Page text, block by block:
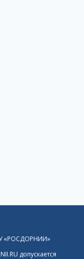
«РОСДОРНИИ»
допускается